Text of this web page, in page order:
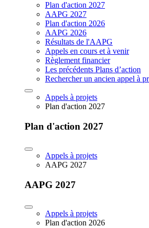
Plan d'action 2027
AAPG 2027
Plan d'action 2026
AAPG 2026
Résultats de l'AAPG
Appels en cours et à venir
Règlement financier
Les précédents Plans d’action
Rechercher un ancien appel à
Appels à projets
Plan d'action 2027
Plan d'action 2027
Appels à projets
AAPG 2027
AAPG 2027
Appels à projets
Plan d'action 2026